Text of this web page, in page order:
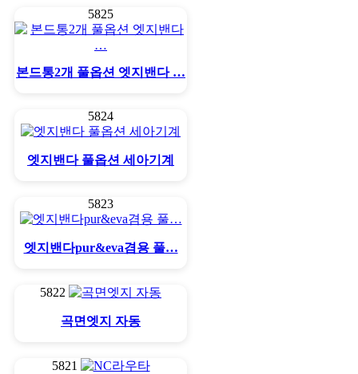
5825
본드통2개 풀옵션 엣지밴다 …
5824
엣지밴다 풀옵션 세아기계
5823
엣지밴다pur&eva겸용 풀…
5822
곡면엣지 자동
5821